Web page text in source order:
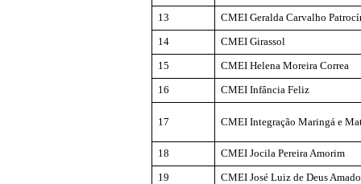
13
CMEI Geralda Carvalho
14
CMEI Girassol
15
CMEI Helena Moreira Correa
16
CMEI Infância Feliz
17 CMEI Integração Maringá e
18 CMEIJocila Pereira Amorim
19
CMEI José Luiz de Deus Amado